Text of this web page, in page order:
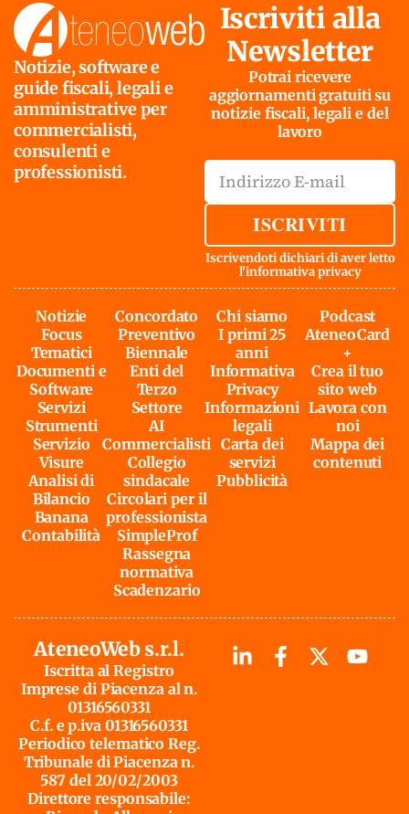
Notizie, software e
guide fiscali, legali e
amministrative per
commercialisti,
consulenti e
professionisti.
Iscriviti alla
Newsletter
Potrai ricevere
aggiornamenti gratuiti su
notizie fiscali, legali e del
lavoro
ISCRIVITI
Iscrivendoti dichiari di aver letto
l'informativa privacy
Notizie
Focus
Tematici
Documenti e
Software
Servizi
Strumenti
Servizio
Visure
Analisi di
Bilancio
Banana
Contabilità
Concordato
Preventivo
Biennale
Enti del
Terzo
Settore
AI
Commercialisti
Collegio
sindacale
Circolari per il
professionista
SimpleProf
Rassegna
normativa
Scadenzario
Chi siamo
I primi 25
anni
Informativa
Privacy
Informazioni
legali
Carta dei
servizi
Pubblicità
Podcast
AteneoCard
+
Crea il tuo
sito web
Lavora con
noi
Mappa dei
contenuti
AteneoWeb s.r.l.
Iscritta al Registro
Imprese di Piacenza al n.
01316560331
C.f. e p.iva 01316560331
Periodico telematico Reg.
Tribunale di Piacenza n.
587 del 20/02/2003
Direttore responsabile: